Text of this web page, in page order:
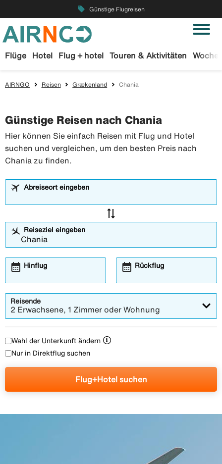
local_offer Günstige Flugreisen
Flüge Hotel Flug + hotel Touren & Aktivitäten
AIRNGO Reisen Grækenland Chania
Günstige Reisen nach Chania
Hier können Sie einfach Reisen mit Flug und Hotel
suchen und vergleichen, um den besten Preis nach
Chania zu finden.
Abreiseort eingeben
sync_alt
Reiseziel eingeben
Hinflug
calendar_month Rückflug
calendar_month
Reisende
2 Erwachsene, 1 Zimmer oder Wohnung
Wahl der Unterkunft ändern
Nur in Direktflug suchen
Flug+Hotel suchen